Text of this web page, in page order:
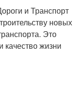
и Транспорт
новых
Это
качество жизни